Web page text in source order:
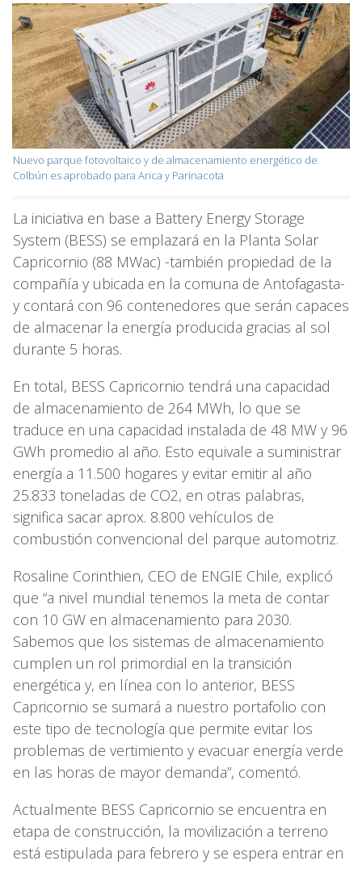
Nuevo parque fotovoltaico y de almacenamiento energético de
Colbún es aprobado para Arica y Parinacota
La iniciativa en base a Battery Energy Storage
System (BESS) se emplazará en la Planta Solar
Capricornio (88 MWac) -también propiedad de la
compañía y ubicada en la comuna de Antofagasta-
y contará con 96 contenedores que serán capaces
de almacenar la energía producida gracias al sol
durante 5 horas.
En total, BESS Capricornio tendrá una capacidad
de almacenamiento de 264 MWh, lo que se
traduce en una capacidad instalada de 48 MW y 96
GWh promedio al año. Esto equivale a suministrar
energía a 11.500 hogares y evitar emitir al año
25.833 toneladas de CO2, en otras palabras,
significa sacar aprox. 8.800 vehículos de
combustión convencional del parque automotriz.
Rosaline Corinthien, CEO de ENGIE Chile, explicó
que “a nivel mundial tenemos la meta de contar
con 10 GW en almacenamiento para 2030.
Sabemos que los sistemas de almacenamiento
cumplen un rol primordial en la transición
energética y, en línea con lo anterior, BESS
Capricornio se sumará a nuestro portafolio con
este tipo de tecnología que permite evitar los
problemas de vertimiento y evacuar energía verde
en las horas de mayor demanda”, comentó.
Actualmente BESS Capricornio se encuentra en
etapa de construcción, la movilización a terreno
está estipulada para febrero y se espera entrar en